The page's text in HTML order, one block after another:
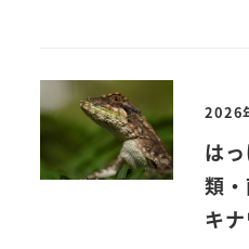
2026
は
類
キ